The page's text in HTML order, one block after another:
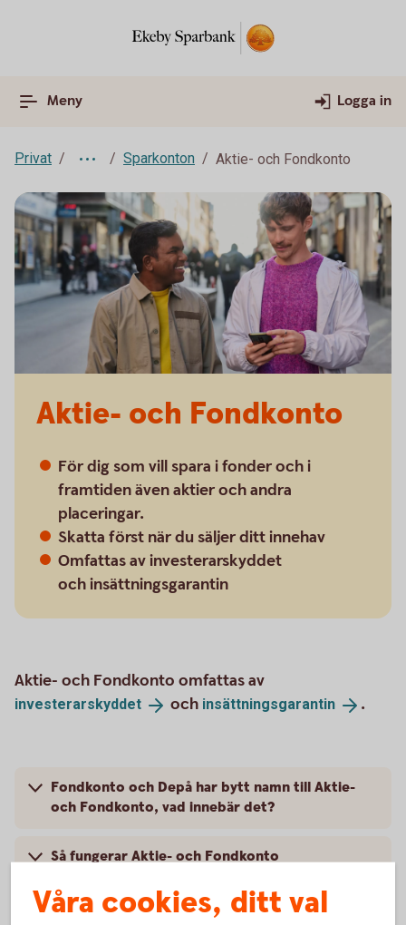
Meny Logga in
Privat Sparkonton Aktie- och Fondkonto
Aktie- och Fondkonto
För dig som vill spara i fonder och i
framtiden även aktier och andra
placeringar.
Skatta först när du säljer ditt innehav
Omfattas av investerarskyddet
och insättningsgarantin
Aktie- och Fondkonto omfattas av
investerarskyddet och insättningsgarantin .
Fondkonto och Depå har bytt namn till Aktie-
och Fondkonto, vad innebär det?
Så fungerar Aktie- och Fondkonto
Pris
Våra cookies, ditt val